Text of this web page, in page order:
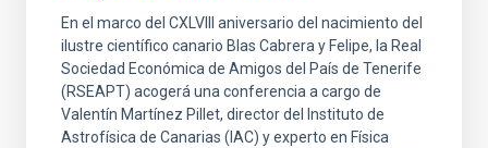
En el marco del CXLVIII aniversario del nacimiento del
ilustre científico canario Blas Cabrera y Felipe, la Real
Sociedad Económica de Amigos del País de Tenerife
(RSEAPT) acogerá una conferencia a cargo de
Valentín Martínez Pillet, director del Instituto de
Astrofísica de Canarias (IAC) y experto en Física